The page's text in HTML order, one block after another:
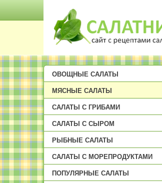
ОВОЩНЫЕ САЛАТЫ
МЯСНЫЕ САЛАТЫ
САЛАТЫ С ГРИБАМИ
САЛАТЫ С СЫРОМ
РЫБНЫЕ САЛАТЫ
САЛАТЫ С МОРЕПРОДУКТАМИ
ПОПУЛЯРНЫЕ САЛАТЫ